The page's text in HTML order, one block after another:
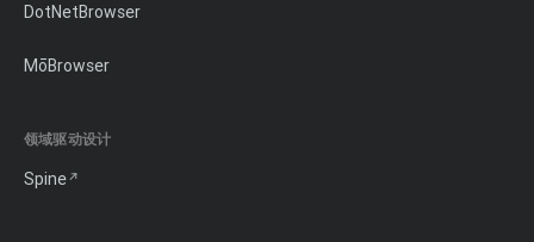
DotNetBrowser
MōBrowser
领域驱动设计
Spine